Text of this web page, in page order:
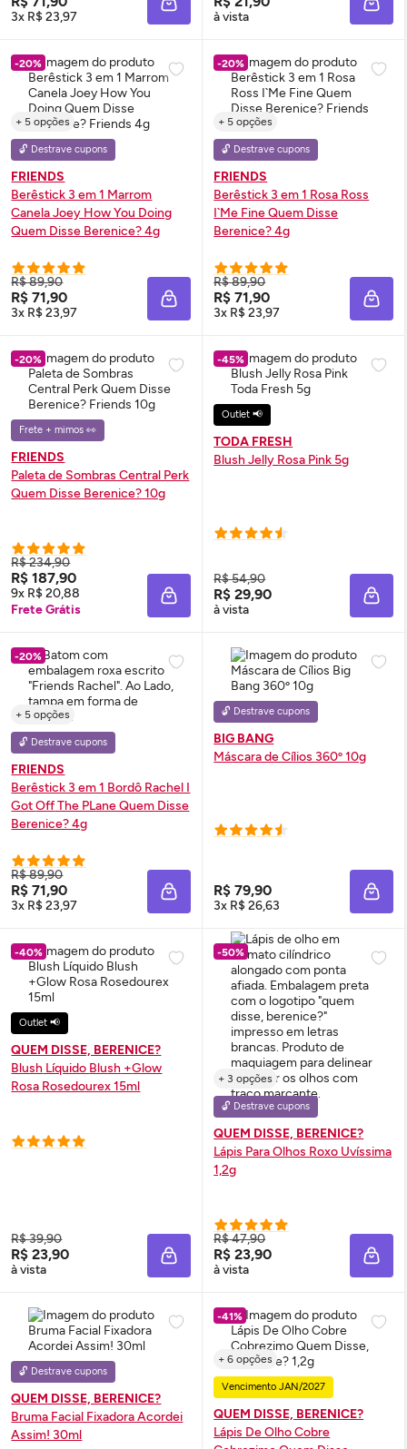
3x R$ 23,97 ADICIONAR À SACOLA
à vista
-20%
+ 5 opções
🔓 Destrave cupons
FRIENDS
Berêstick 3 em 1 Marrom
Canela Joey How You Doing
Quem Disse Berenice? 4g
R$ 89,90
R$ 71,90
3x R$ 23,97 ADICIONAR À SACOLA
-20%
+ 5 opções
🔓 Destrave cupons
FRIENDS
Berêstick 3 em 1 Rosa Ross
I`Me Fine Quem Disse
Berenice? 4g
R$ 89,90
R$ 71,90
3x R$ 23,97
-20%
Frete + mimos 👀
FRIENDS
Paleta de Sombras Central Perk
Quem Disse Berenice? 10g
R$ 234,90
R$ 187,90
9x R$ 20,88
Frete Grátis
ADICIONAR À SACOLA
-45%
Outlet 📢
TODA FRESH
BlushJelly Rosa Pink 5g
R$ 54,90
R$ 29,90
à vista
-20%
+ 5 opções
🔓 Destrave cupons
FRIENDS
Berêstick 3 em 1 Bordô Rachel I
GotOffThe PLane Quem Disse
Berenice? 4g
R$ 89,90
R$ 71,90
3x R$ 23,97 ADICIONAR À SACOLA
🔓 Destrave cupons
BIG BANG
Máscara de Cílios 360º 10g
R$ 79,90
3x R$ 26,63
-40%
Outlet 📢
QUEM DISSE, BERENICE?
Blush Líquido Blush +Glow
Rosa Rosedourex 15ml
R$ 39,90
R$ 23,90
à vista ADICIONAR À SACOLA
-50%
+ 3 opções
🔓 Destrave cupons
QUEM DISSE, BERENICE?
Lápis Para Olhos Roxo Uvíssima
1,2g
R$ 47,90
R$ 23,90
à vista
🔓 Destrave cupons
QUEM DISSE, BERENICE?
Bruma Facial Fixadora Acordei
Assim! 30ml
-41%
+ 6 opções
Vencimento JAN/2027
QUEM DISSE, BERENICE?
Lápis De Olho Cobre